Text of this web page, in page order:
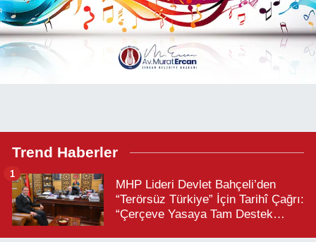
Trend Haberler
MHP Lideri Devlet Bahçeli’den
“Terörsüz Türkiye” İçin Tarihî Çağrı:
“Çerçeve Yasaya Tam Destek
1